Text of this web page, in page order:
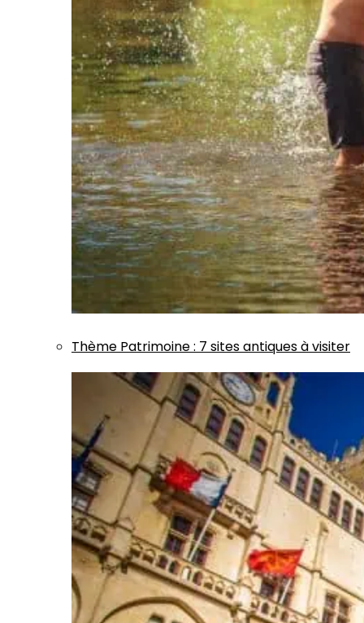
Thème Patrimoine: 7 sites antiques à visiter